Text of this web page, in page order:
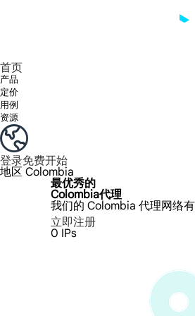
首页
产品
定价
用例
资源
登录免费开始
地区 Colombia
最优秀的
Colombia代理
我们的 Colombia 代理网络
立即注册
0 IPs